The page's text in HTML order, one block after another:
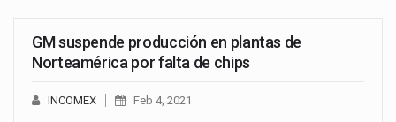
GM suspende producción en plantas de
Norteamérica por falta de chips
INCOMEX Feb 4, 2021